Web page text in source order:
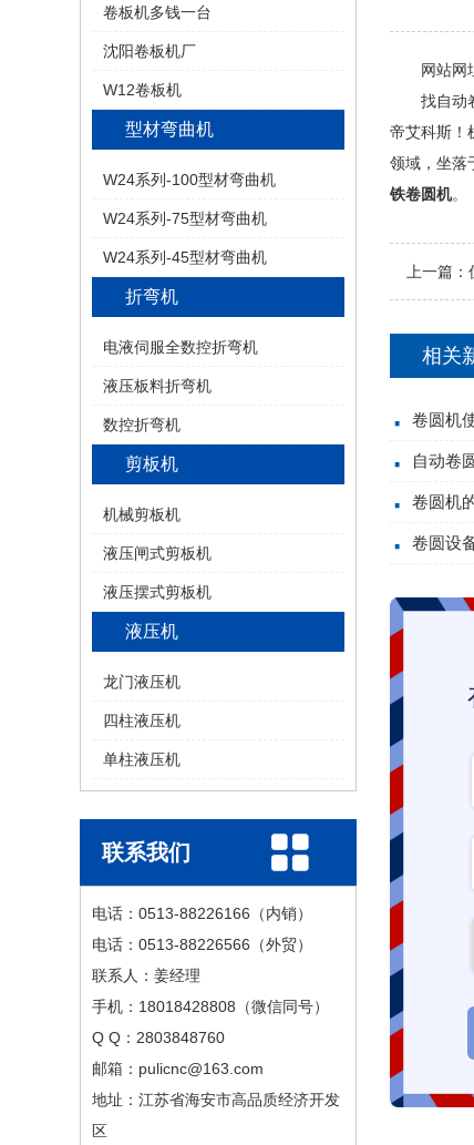
卷板机多钱一台
沈阳卷板机厂
W12卷板机
型材弯曲机
W24系列-100型材弯曲机
W24系列-75型材弯曲机
W24系列-45型材弯曲机
折弯机
电液伺服全数控折弯机
液压板料折弯机
数控折弯机
剪板机
机械剪板机
液压闸式剪板机
液压摆式剪板机
液压机
龙门液压机
四柱液压机
单柱液压机
联系我们
电话：0513-88226166（内销）
电话：0513-88226566（外贸）
联系人：姜经理
手机：18018428808（微信同号）
Q Q：2803848760
邮箱：pulicnc@163.com
地址：江苏省海安市高品质经济开发
区
网站网址
找自动卷
帝艾科斯！
领域，坐落
铁卷圆机。
上一篇：
相关
卷圆机
自动卷
卷圆机
卷圆设